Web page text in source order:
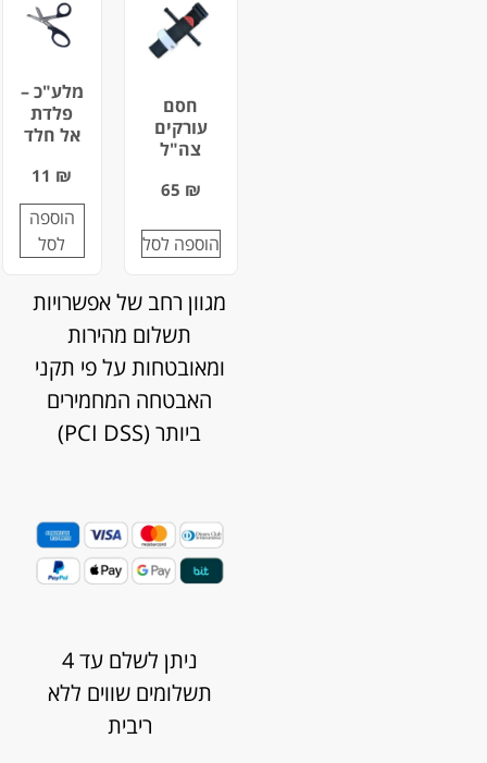
חסם
עורקים
צה"ל
65 ₪
הוספה לסל
מלע"כ –
פלדת
אל חלד
11 ₪
הוספה
לסל
מגוון רחב של אפשרויות
תשלום מהירות
ומאובטחות על פי תקני
האבטחה המחמירים
ביותר (PCI DSS)
ניתן לשלם עד 4
תשלומים שווים ללא
ריבית